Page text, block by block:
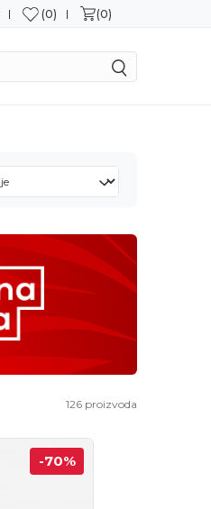
Mogućnost zamene u roku od
0 0
126 proizvoda
-70%